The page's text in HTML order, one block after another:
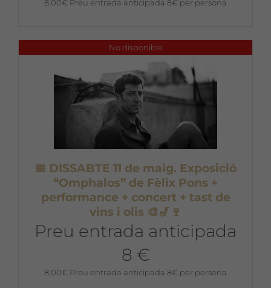
8,00€ Preu entrada anticipada 8€ per persona
No disponible
📅 DISSABTE 11 de maig. Exposició
“Omphalos” de Fèlix Pons +
performance + concert + tast de
vins i olis 🎨🎷🍷
Preu entrada anticipada
8 €
8,00€ Preu entrada anticipada 8€ per persona